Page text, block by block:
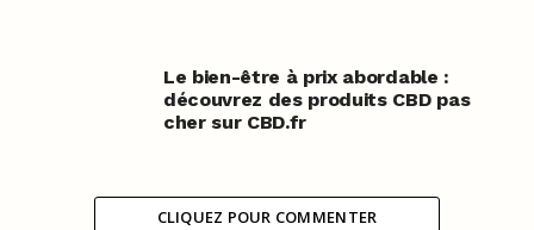
Le bien-être à prix abordable :
découvrez des produits CBD pas
cher sur CBD.fr
CLIQUEZ POUR COMMENTER